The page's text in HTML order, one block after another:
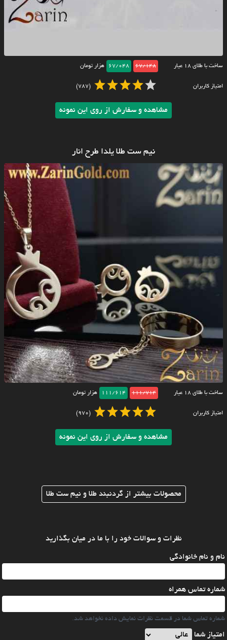
ساخت با طلای ۱۸ عیار 67/148
67/048 هزار تومان
امتیاز کاربران (787)
مشاهده و سفارش از روی این نمونه
نیم ست طلا یلدا طرح انار
ساخت با طلای ۱۸ عیار 111/714
111/614 هزار تومان
امتیاز کاربران (970)
مشاهده و سفارش از روی این نمونه
محصولات بیشتر از گردنبند طلا و نیم ست طلا
نظرات و سوالات خود را با ما در میان بگذارید
نام و نام خانوادگی
شماره تماس همراه
شماره تماس شما در قسمت نظرات نمایش داده نخواهد شد.
امتیاز شما